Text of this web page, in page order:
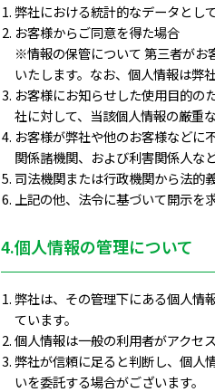
弊社における統計的なデータとし
お客様からご同意を得た場合
※情報の保管について 第三者がお
いたします。なお、個人情報は弊
お客様にお知らせした使用目的の
社に対して、当該個人情報の厳重
お客様が弊社や他のお客様などに
関係諸機関、および利害関係人な
司法機関または行政機関から法的
上記の他、法令に基づいて開示を
4.個人情報の管理について
弊社は、その管理下にある個人情
ています。
個人情報は一般の利用者がアクセ
弊社が信頼に足ると判断し、個人
いを委託する場合がございます。